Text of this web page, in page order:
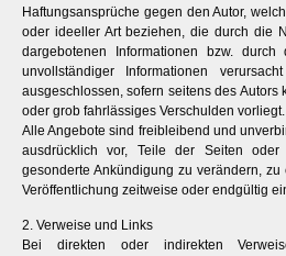
Haftungsansprüche gegen den Autor,
oder ideeller Art beziehen, die durch die
dargebotenen Informationen bzw.
unvollständiger Informationen
ausgeschlossen, sofern seitens des
oder grob fahrlässiges Verschulden vorliegt.
Alle Angebote sind freibleibend und
ausdrücklich vor, Teile der Seiten
gesonderte Ankündigung zu verändern,
Veröffentlichung zeitweise oder endgültig
2. Verweise und Links
Bei direkten oder indirekten